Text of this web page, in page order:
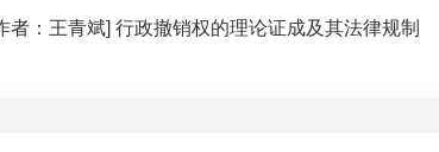
[作者：王青斌] 行政撤销权的理论证成及其法律规制